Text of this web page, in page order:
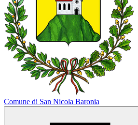
Comune di San Nicola Baronia